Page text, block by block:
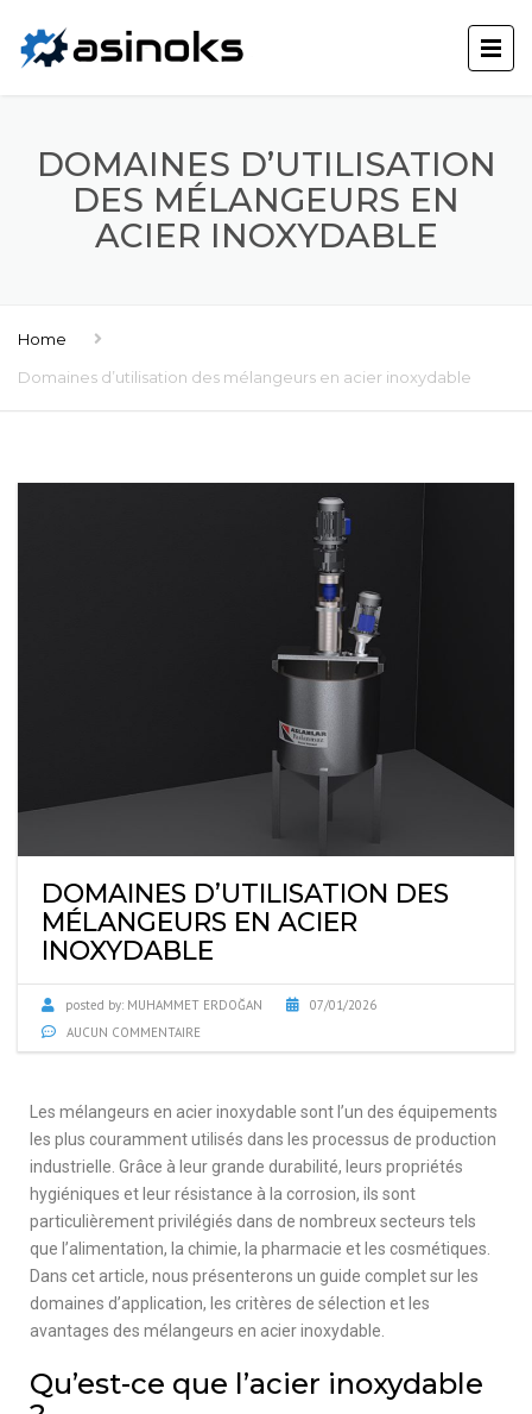
DOMAINES D’UTILISATION
DES MÉLANGEURS EN
ACIER INOXYDABLE
Home
Domaines d’utilisation des mélangeurs en acier inoxydable
DOMAINES D’UTILISATION DES
MÉLANGEURS EN ACIER
INOXYDABLE
posted by: MUHAMMET ERDOĞAN
07/01/2026
AUCUN COMMENTAIRE
Les mélangeurs en acier inoxydable sont l’un des équipements
les plus couramment utilisés dans les processus de production
industrielle. Grâce à leur grande durabilité, leurs propriétés
hygiéniques et leur résistance à la corrosion, ils sont
particulièrement privilégiés dans de nombreux secteurs tels
que l’alimentation, la chimie, la pharmacie et les cosmétiques.
Dans cet article, nous présenterons un guide complet sur les
domaines d’application, les critères de sélection et les
avantages des mélangeurs en acier inoxydable.
Qu’est-ce que l’acier inoxydable